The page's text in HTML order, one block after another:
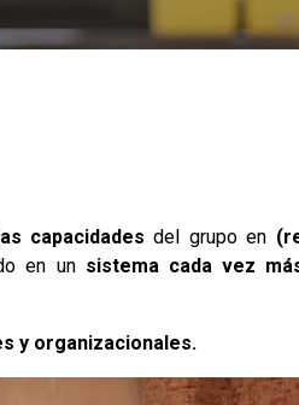
capacidades del grupo en
en un sistema cada vez
y organizacionales.